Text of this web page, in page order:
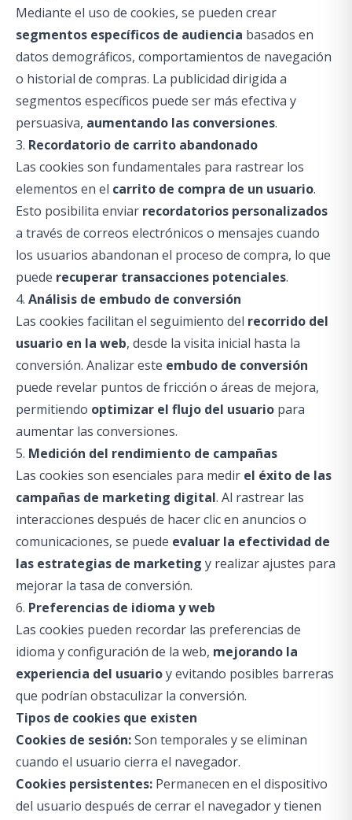
Mediante el uso de cookies, se pueden crear
segmentos específicos de audiencia basados en
datos demográficos, comportamientos de navegación
o historial de compras. La publicidad dirigida a
segmentos específicos puede ser más efectiva y
persuasiva, aumentando las conversiones.
3. Recordatorio de carrito abandonado
Las cookies son fundamentales para rastrear los
elementos en el carrito de compra de un usuario.
Esto posibilita enviar recordatorios personalizados
a través de correos electrónicos o mensajes cuando
los usuarios abandonan el proceso de compra, lo que
puede recuperar transacciones potenciales.
4. Análisis de embudo de conversión
Las cookies facilitan el seguimiento del recorrido del
usuario en la web, desde la visita inicial hasta la
conversión. Analizar este embudo de conversión
puede revelar puntos de fricción o áreas de mejora,
permitiendo optimizar el flujo del usuario para
aumentar las conversiones.
5. Medición del rendimiento de campañas
Las cookies son esenciales para medir el éxito de las
campañas de marketing digital. Al rastrear las
interacciones después de hacer clic en anuncios o
comunicaciones, se puede evaluar la efectividad de
las estrategias de marketing y realizar ajustes para
mejorar la tasa de conversión.
6. Preferencias de idioma y web
Las cookies pueden recordar las preferencias de
idioma y configuración de la web, mejorando la
experiencia del usuarioy evitando posibles barreras
que podrían obstaculizar la conversión.
Tipos de cookies que existen
Cookies de sesión:Son temporales y se eliminan
cuando el usuario cierra el navegador.
Cookies persistentes: Permanecen en el dispositivo
del usuario después de cerrar el navegador y tienen